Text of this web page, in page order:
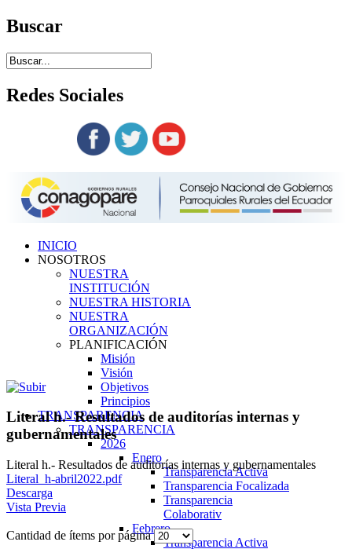
Buscar
Redes Sociales
INICIO
NOSOTROS
NUESTRA
INSTITUCIÓN
NUESTRA HISTORIA
NUESTRA
ORGANIZACIÓN
PLANIFICACIÓN
Misión
Visión
Objetivos
Principios
TRANSPARENCIA
TRANSPARENCIA
2026
Enero
Transparencia Activa
Transparencia Focalizada
Transparencia
Colaborativ
Febrero
Transparencia Activa
Literal h.- Resultados de auditorías internas y
gubernamentales
Literal h.- Resultados de auditorías internas y gubernamentales
Literal_h-abril2022.pdf
Descarga
Vista Previa
Cantidad de ítems por página